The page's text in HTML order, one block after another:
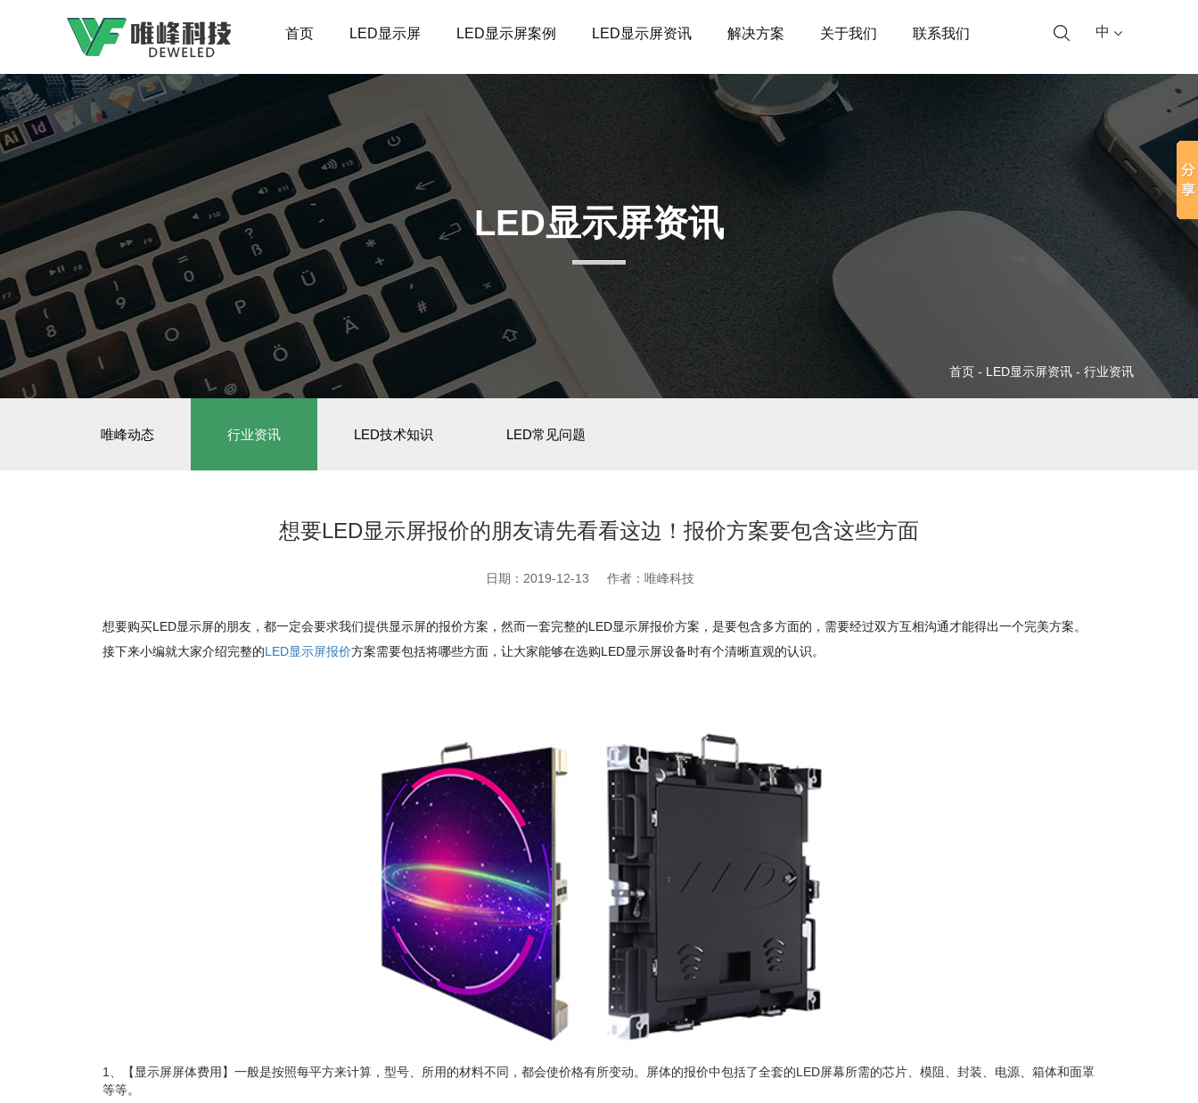
首页 LED显示屏 LED显示屏案例 LED显示屏资讯 解决方案 关于我们 联系我们 中
LED显示屏资讯
首页 - LED显示屏资讯 - 行业资讯
唯峰动态 行业资讯 LED技术知识 LED常见问题
想要LED显示屏报价的朋友请先看看这边！报价方案要包含这些方面
日期：2019-12-13 作者：唯峰科技
想要购买LED显示屏的朋友，都一定会要求我们提供显示屏的报价方案，然而一套完整的LED显示屏报价方案，是要包含多方面的，需要经过双方互相沟通才能得出一个完美方案。
接下来小编就大家介绍完整的LED显示屏报价方案需要包括将哪些方面，让大家能够在选购LED显示屏设备时有个清晰直观的认识。
1、【显示屏屏体费用】一般是按照每平方来计算，型号、所用的材料不同，都会使价格有所变动。屏体的报价中包括了全套的LED屏幕所需的芯片、模阻、封装、电源、箱体和面罩
等等。